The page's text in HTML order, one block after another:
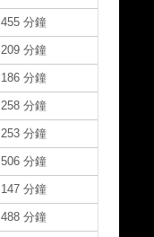
455 分鐘
209 分鐘
186 分鐘
258 分鐘
253 分鐘
506 分鐘
147 分鐘
488 分鐘